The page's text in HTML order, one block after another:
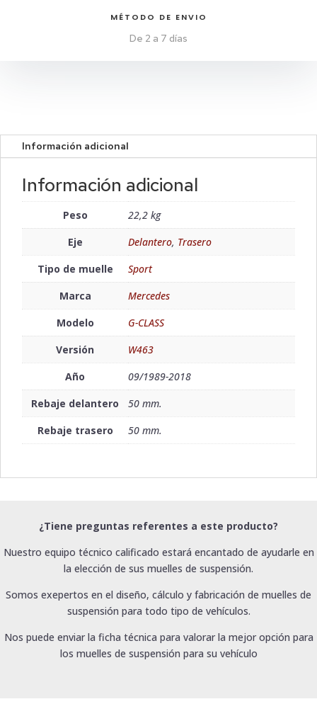
MÉTODO DE ENVIO
De 2 a 7 días
Información adicional
Información adicional
Peso
22,2 kg
Eje
Delantero, Trasero
Tipo de muelle
Sport
Marca
Mercedes
Modelo
G-CLASS
Versión
W463
Año
09/1989-2018
Rebaje delantero
50 mm.
Rebaje trasero
50 mm.
¿Tiene preguntas referentes a este producto?
Nuestro equipo técnico calificado estará encantado de ayudarle en
la elección de sus muelles de suspensión.
Somos exepertos en el diseño, cálculo y fabricación de muelles de
suspensión para todo tipo de vehículos.
Nos puede enviar la ficha técnica para valorar la mejor opción para
los muelles de suspensión para su vehículo